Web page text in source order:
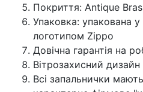
Покриття: Antique
Упаковка: упакована
логотипом Zippo
Довічна гарантія на
Вітрозахисний дизайн
Всі запальнички мають